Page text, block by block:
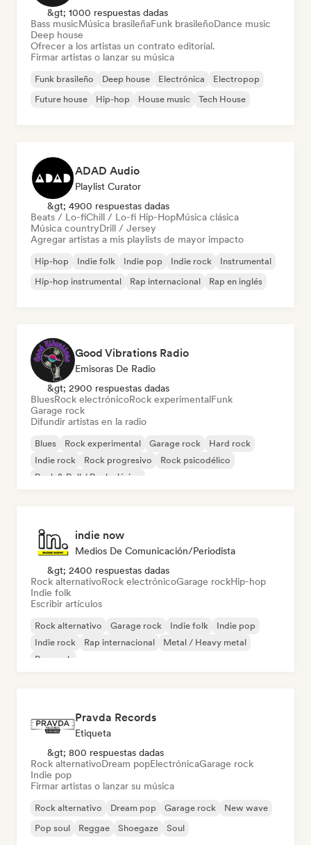
&gt; 1000 respuestas dadas
Bass musicMúsica brasileñaFunk brasileñoDance music
Deep house
Ofrecer a los artistas un contrato editorial.
Firmar artistas o lanzar su música
Funk brasileño Deep house Electrónica
Electropop
Future house
Hip-hop House music Tech House
ADAD Audio
Playlist Curator
&gt; 4900 respuestas dadas
Beats / Lo-fiChill / Lo-fi Hip-HopMúsica clásica
Música countryDrill / Jersey
Agregar artistas a mis playlists de mayor impacto
Hip-hop Indie folk Indie pop Indie rock
Instrumental
Hip-hop instrumental
Rap internacional Rap en inglés
Good Vibrations Radio
Emisoras De Radio
&gt; 2900 respuestas dadas
BluesRock electrónicoRock experimentalFunk
Garage rock
Difundir artistas en la radio
Blues Rock experimental Garage rock
Hard rock
Indie rock
Rock progresivo
Rock psicodélico
Rock & Roll / Rock clásico
indie now
Medios De Comunicación/Periodista
&gt; 2400 respuestas dadas
Rock alternativoRock electrónicoGarage rockHip-hop
Indie folk
Escribir artículos
Rock alternativo Garage rock Indie folk
Indie pop
Indie rock
Rap internacional
Metal / Heavy metal
Pop rock
Pravda Records
Etiqueta
&gt; 800 respuestas dadas
Rock alternativoDream popElectrónicaGarage rock
Indie pop
Firmar artistas o lanzar su música
Rock alternativo Dream pop Garage rock
New wave
Pop soul
Reggae Shoegaze Soul